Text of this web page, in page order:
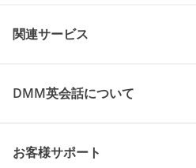
関連サービス
DMM英会話について
お客様サポート